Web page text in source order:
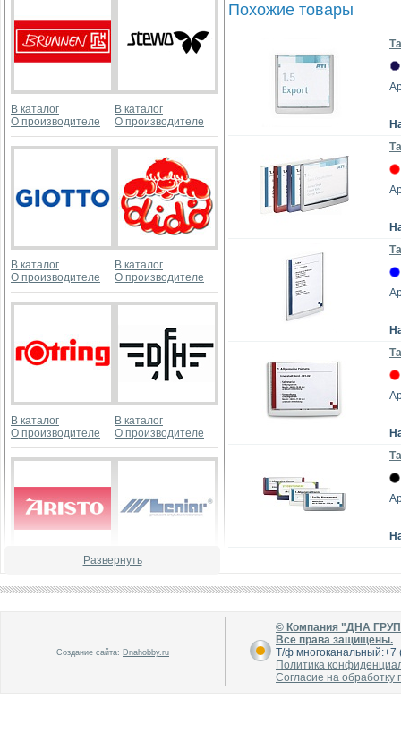
В каталог
О производителе
В каталог
О производителе
В каталог
О производителе
В каталог
О производителе
В каталог
О производителе
В каталог
О производителе
О производителе
О производителе
Развернуть
Похожие товары
Создание сайта: Dnahobby.ru
© Компания "ДНА
Все права защищены.
Т/ф
Политика
Согласие на